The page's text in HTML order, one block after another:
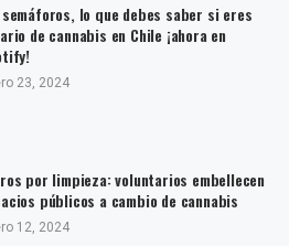
semáforos, lo que debes saber si eres
de cannabis en Chile ¡ahora en
23, 2024
por limpieza: voluntarios embellecen
públicos a cambio de cannabis
12, 2024